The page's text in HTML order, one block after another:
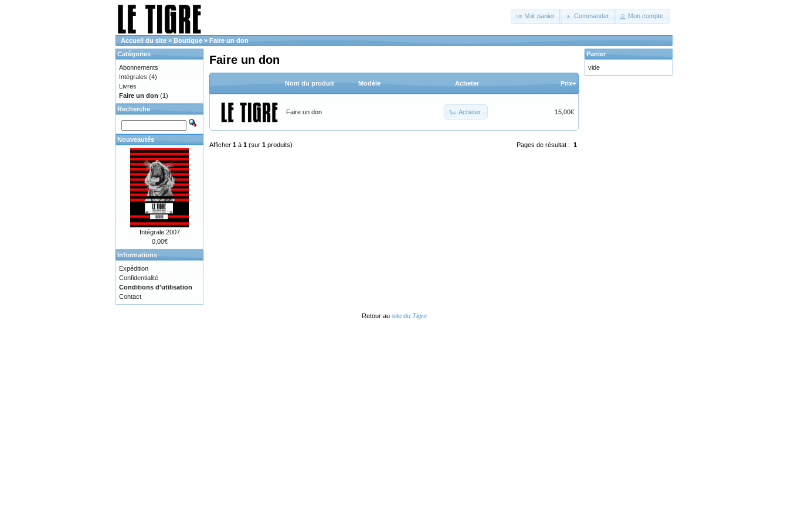
Voir panier Commander Mon compte
Accueil du site » Boutique » Faire un don
Faire un don
Nom du produit Modèle Acheter Prix+
Faire un don Acheter 15,00€
Pages de résultat : 1
Afficher 1 à 1 (sur 1 produits)
Catégories
Abonnements
Intégrales (4)
Livres
Faire un don (1)
Recherche
Nouveautés
Intégrale 2007
0,00€
Informations
Expédition
Confidentialité
Conditions d'utilisation
Contact
Panier
vide
Retour au site du Tigre